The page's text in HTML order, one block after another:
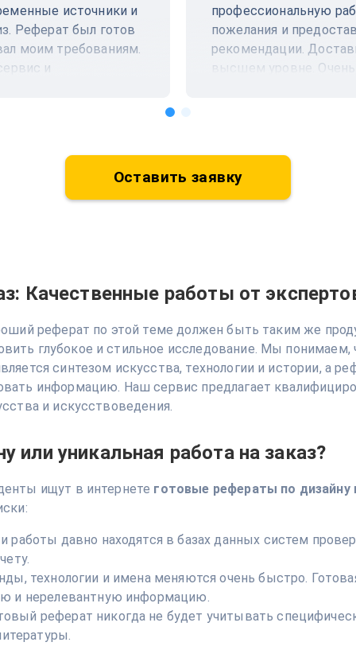
источники и
Реферат был готов
моим требованиям.
и
профессиональную
пожелания и
рекомендации.
высшем уровне. Очень
Оставить заявку
Качественные работы от
реферат по этой теме должен быть таким же
глубокое и стильное исследование. Мы понимаем,
синтезом искусства, технологии и истории, а
информацию. Наш сервис предлагает
и искусствоведения.
или уникальная работа на заказ?
ищут в интернете готовые рефераты по дизайну
работы давно находятся в базах данных систем
технологии и имена меняются очень быстро.
и нерелевантную информацию.
реферат никогда не будет учитывать